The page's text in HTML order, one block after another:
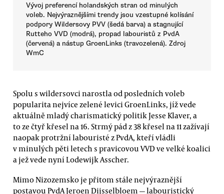
Vývoj preferencí holandských stran od minulých
voleb. Nejvýraznějšími trendy jsou vzestupné kolísání
podpory Wildersovy PVV (šedá barva) a stagnující
Rutteho VVD (modrá), propad labouristů z PvdA
(červená) a nástup GroenLinks (travozelená). Zdroj
WmC
Spolu s wildersovci narostla od posledních voleb
popularita nejvíce zelené levici GroenLinks, jíž vede
aktuálně mladý charismatický politik Jesse Klaver, a
to ze čtyř křesel na 16. Strmý pád z 38 křesel na 11 zažívají
naopak protržní labouristé z PvdA, kteří vládli
v minulých pěti letech s pravicovou VVD ve velké koalici
a jež vede nyní Lodewijk Asscher.
Mimo Nizozemsko je přitom stále nejvýraznější
postavou PvdA Jeroen Dijsselbloem — labouristický